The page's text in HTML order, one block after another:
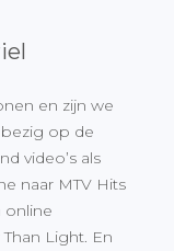
en zijn we
op de
video’s als
naar MTV Hits
online
Light. En